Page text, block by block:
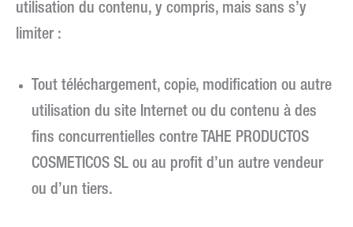
utilisation du contenu, y compris, mais sans s’y
limiter :
Tout téléchargement, copie, modification ou autre
utilisation du site Internet ou du contenu à des
fins concurrentielles contre TAHE PRODUCTOS
COSMETICOS SL ou au profit d’un autre vendeur
ou d’un tiers.